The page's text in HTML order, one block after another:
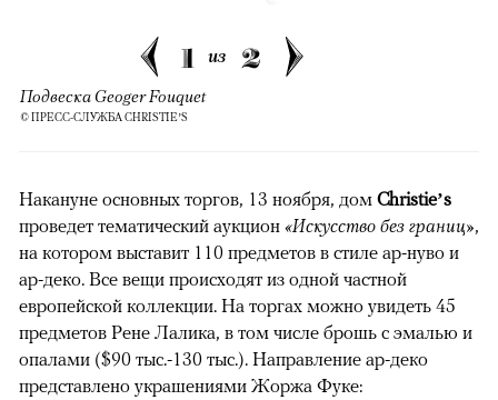
1 из 2
Подвеска Geoger Fouquet
© ПРЕСС-СЛУЖБА CHRISTIE’S
Накануне основных торгов, 13 ноября, дом Christie’s
проведет тематический аукцион «Искусство без границ»,
на котором выставит 110 предметов в стиле ар-нуво и
ар-деко. Все вещи происходят из одной частной
европейской коллекции. На торгах можно увидеть 45
предметов Рене Лалика, в том числе брошь с эмалью и
опалами ($90 тыс.-130 тыс.). Направление ар-деко
представлено украшениями Жоржа Фуке: